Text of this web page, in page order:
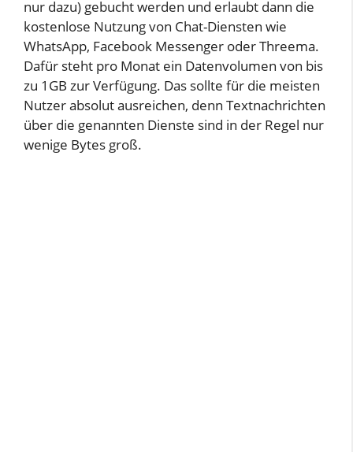
nur dazu) gebucht werden und erlaubt dann die
kostenlose Nutzung von Chat-Diensten wie
WhatsApp, Facebook Messenger oder Threema.
Dafür steht pro Monat ein Datenvolumen von bis
zu 1GB zur Verfügung. Das sollte für die meisten
Nutzer absolut ausreichen, denn Textnachrichten
über die genannten Dienste sind in der Regel nur
wenige Bytes groß.